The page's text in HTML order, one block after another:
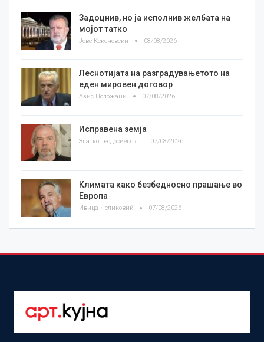
Задоцнив, но ја исполнив желбата на
мојот татко
Јове Кекеновски 08/08/2026
Леснотијата на разградувањетото на
еден мировен договор
Азис Положани 07/08/2026
Исправена земја
Златко Теодосиевски 07/08/2026
Климата како безбедносно прашање во
Европа
Ивица Челиковиќ 07/08/2026